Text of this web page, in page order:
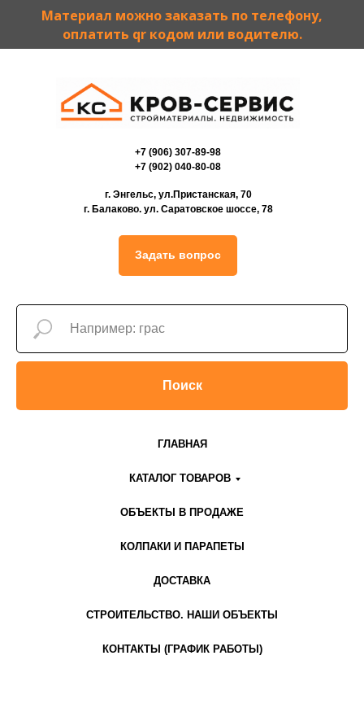
Материал можно заказать по телефону,
оплатить qr кодом или водителю.
+7 (906) 307-89-98
+7 (902) 040-80-08
г. Энгельс, ул.Пристанская, 70
г. Балаково. ул. Саратовское шоссе, 78
Задать вопрос
Поиск
ГЛАВНАЯ
КАТАЛОГ ТОВАРОВ
ОБЪЕКТЫ В ПРОДАЖЕ
КОЛПАКИ И ПАРАПЕТЫ
ДОСТАВКА
СТРОИТЕЛЬСТВО. НАШИ ОБЪЕКТЫ
КОНТАКТЫ (ГРАФИК РАБОТЫ)